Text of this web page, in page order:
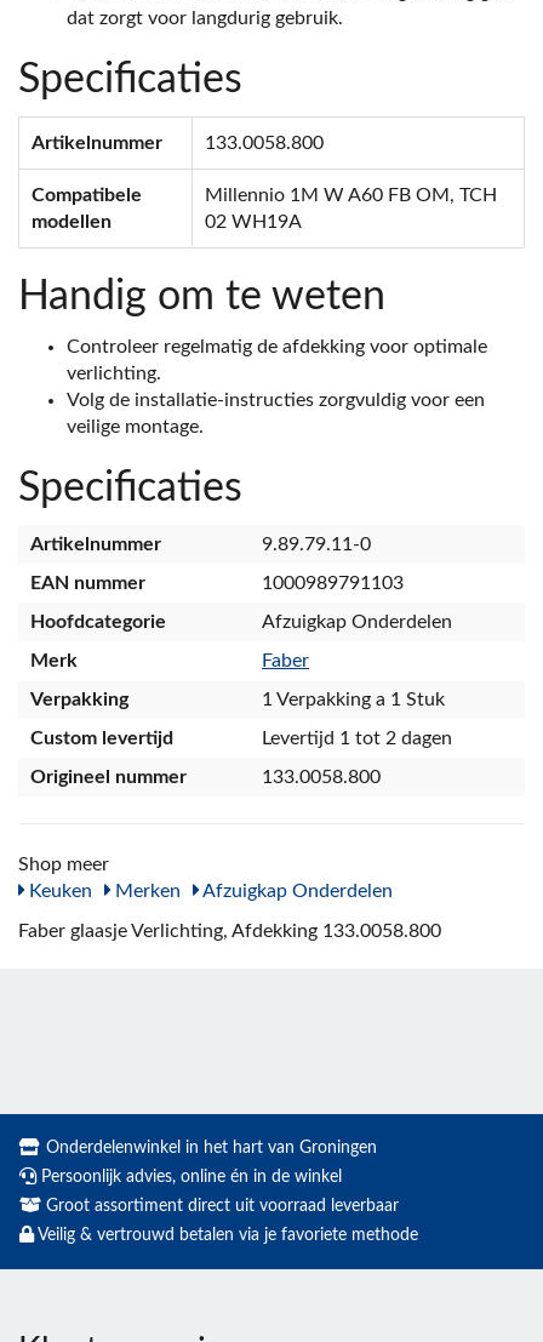
dat zorgt voor langdurig gebruik.
Specificaties
Artikelnummer 133.0058.800
Compatibele
modellen
Millennio 1M W A60 FB OM, TCH
02 WH19A
Handig om te weten
Controleer regelmatig de afdekking voor optimale
verlichting.
Volg de installatie-instructies zorgvuldig voor een
veilige montage.
Specificaties
Artikelnummer
9.89.79.11-0
EAN nummer
1000989791103
Hoofdcategorie
Afzuigkap Onderdelen
Merk
Faber
Verpakking
1 Verpakking a 1 Stuk
Custom levertijd
Levertijd 1 tot 2 dagen
Origineel nummer
133.0058.800
Shop meer
Keuken
Merken Afzuigkap Onderdelen
Faber glaasje Verlichting, Afdekking 133.0058.800
Onderdelenwinkel in het hart van Groningen
Persoonlijk advies, online én in de winkel
Groot assortiment direct uit voorraad leverbaar
Veilig & vertrouwd betalen via je favoriete methode